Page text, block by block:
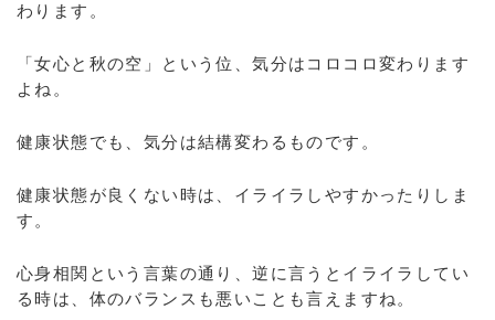
わります。
「女心と秋の空」という位、気分はコロコロ変わります
よね。
健康状態でも、気分は結構変わるものです。
健康状態が良くない時は、イライラしやすかったりしま
す。
心身相関という言葉の通り、逆に言うとイライラしてい
る時は、体のバランスも悪いことも言えますね。